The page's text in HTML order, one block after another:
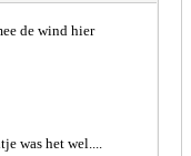
de wind hier
was het wel....